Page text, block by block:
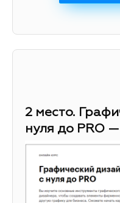
2 место.
нуля до PRO